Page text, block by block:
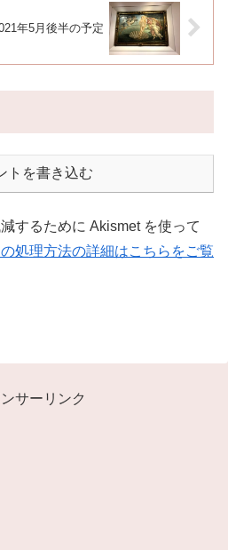
年5月後半の予定
トを書き込む
するために Akismet を使って
処理方法の詳細はこちらをご覧
サーリンク